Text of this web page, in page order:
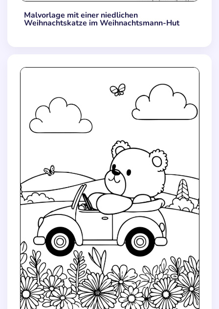
Malvorlage mit einer niedlichen
Weihnachtskatze im Weihnachtsmann-Hut